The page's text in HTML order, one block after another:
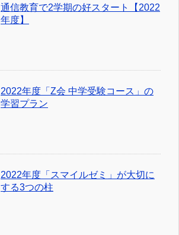
通信教育で2学期の好スタート【2022
年度】
2022年度「Z会 中学受験コース」の
学習プラン
2022年度「スマイルゼミ」が大切に
する3つの柱